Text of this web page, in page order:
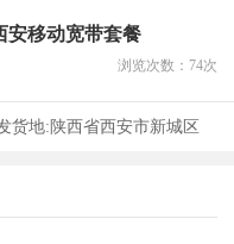
安移动宽带套餐
浏览次数： 74次
货地:陕西省西安市新城区